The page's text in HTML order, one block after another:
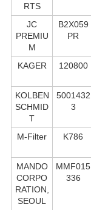
RTS
JC
PREMIU
M
B2X059
PR
KAGER 120800
KOLBEN
SCHMID
T
5001432
3
M-Filter K786
MANDO
CORPO
RATION,
SEOUL
MMF015
336